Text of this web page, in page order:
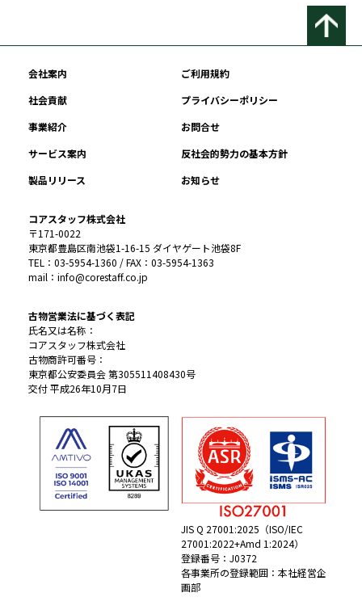
会社案内
ご利用規約
社会貢献
プライバシーポリシー
事業紹介
お問合せ
サービス案内
反社会的勢力の基本方針
製品リリース
お知らせ
コアスタッフ株式会社
〒171-0022
東京都豊島区南池袋1-16-15 ダイヤゲート池袋8F
TEL：03-5954-1360 / FAX：03-5954-1363
mail：info@corestaff.co.jp
古物営業法に基づく表記
氏名又は名称：
コアスタッフ株式会社
古物商許可番号：
東京都公安委員会 第305511408430号
交付 平成26年10月7日
JIS Q 27001:2025（ISO/IEC
27001:2022+Amd 1:2024）
登録番号：J0372
各事業所の登録範囲：本社経営企
画部